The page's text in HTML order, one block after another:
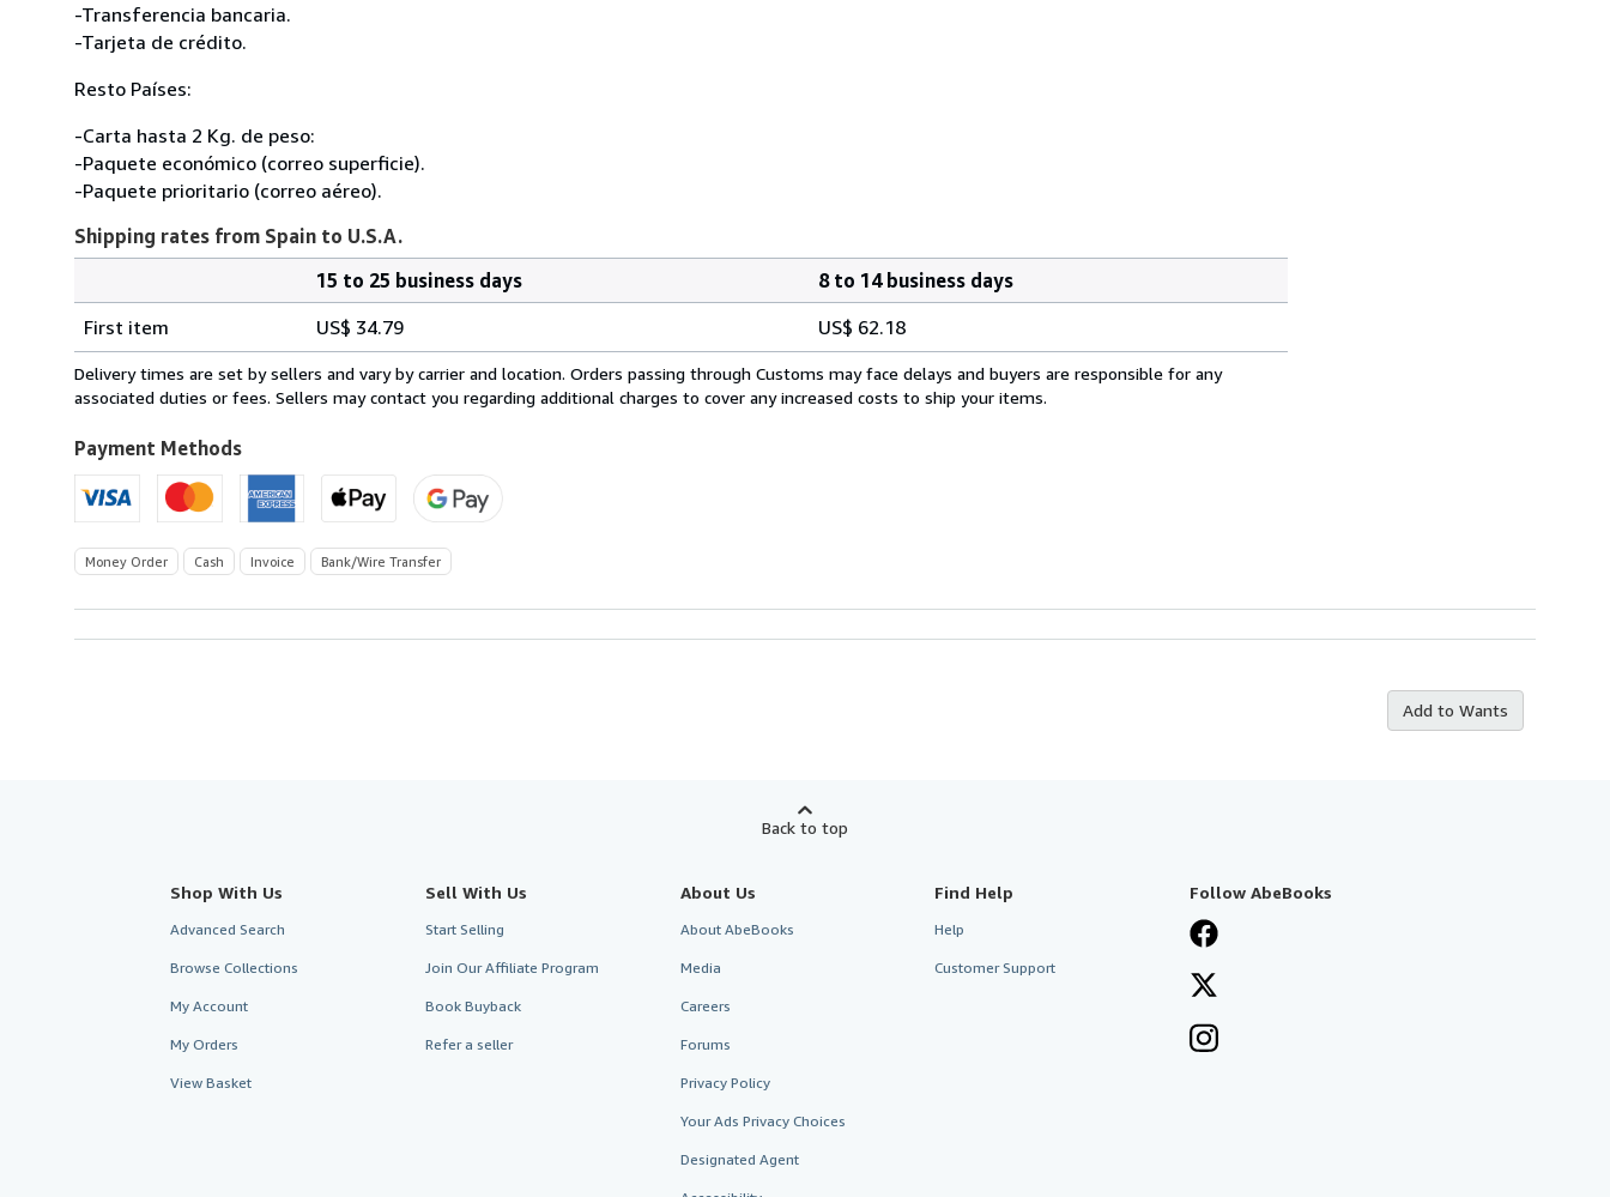
-Transferencia bancaria.
-Tarjeta de crédito.
Resto Países:
-Carta hasta 2 Kg. de peso:
-Paquete económico (correo superficie).
-Paquete prioritario (correo aéreo).
Shipping rates from Spain to U.S.A.
rates
from
Spain
U.S.A.
15 to 25 business days
8 to 14 business days
First item
US$ 34.79 US$ 62.18
Delivery times are set by sellers and vary by carrier and location. Orders passing through Customs may face delays and buyers are responsible for any
associated duties or fees. Sellers may contact you regarding additional charges to cover any increased costs to ship your items.
Payment Methods
Money Order Cash Invoice Bank/Wire Transfer
Add to Wants
Back to top
Shop With Us
Advanced Search
Browse Collections
My Account
My Orders
View Basket
Sell With Us
Start Selling
Join Our Affiliate Program
Book Buyback
Refer a seller
About Us
About AbeBooks
Media
Careers
Forums
Privacy Policy
Your Ads Privacy Choices
Designated Agent
Find Help
Help
Customer Support
Follow AbeBooks